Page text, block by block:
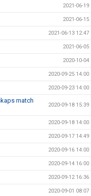
2021-06-19
2021-06-15
2021-06-13 12:47
2021-06-05
2020-10-04
2020-09-25 14:00
2020-09-23 14:00
match
2020-09-18 15:39
2020-09-18 14:00
2020-09-17 14:49
2020-09-16 14:00
2020-09-14 16:00
2020-09-12 16:36
2020-09-01 08:07